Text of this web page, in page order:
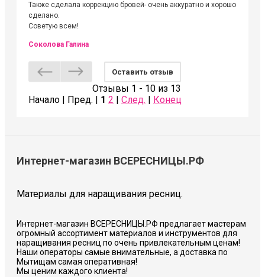
Также сделала коррекцию бровей- очень аккуратно и хорошо
сделано.
Советую всем!
Соколова Галина
Оставить отзыв
Отзывы 1 - 10 из 13
Начало | Пред. | 1 2 След. Конец
Интернет-магазин ВСЕРЕСНИЦЫ.РФ
Материалы для наращивания ресниц.
Интернет-магазин ВСЕРЕСНИЦЫ.РФ предлагает мастерам
огромный ассортимент материалов и инструментов для
наращивания ресниц по очень привлекательным ценам!
Наши операторы самые внимательные, а доставка по
Мытищам самая оперативная!
Мы ценим каждого клиента!